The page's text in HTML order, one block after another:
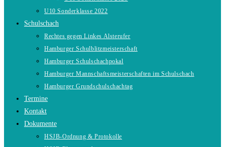
U10 Sonderklasse 2022
Schulschach
Rechtes gegen Linkes Alsterufer
Hamburger Schulblitzmeisterschaft
Hamburger Schulschachpokal
Hamburger Mannschaftsmeisterschaften im Schulschach
Hamburger Grundschulschachtag
Termine
Kontakt
Dokumente
HSJB-Ordnung & Protokolle